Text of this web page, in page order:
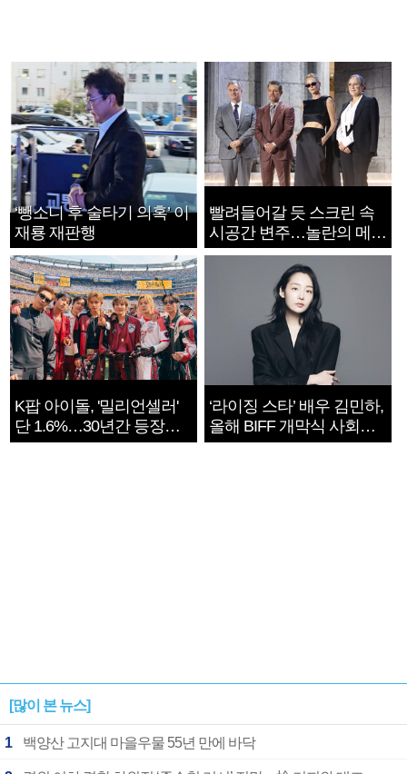
‘뺑소니 후 술타기 의혹’ 이
재룡 재판행
빨려들어갈 듯 스크린 속
시공간 변주…놀란의 메시
지는 ‘전쟁 속죄’
K팝 아이돌, '밀리언셀러'
단 1.6%…30년간 등장
1182개팀 전수조사
‘라이징 스타’ 배우 김민하,
올해 BIFF 개막식 사회자
확정
[많이 본 뉴스]
1 백양산 고지대 마을우물 55년 만에 바닥